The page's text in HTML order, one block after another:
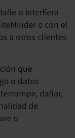
o interfiera
o con el
a otros clientes
que
o datos
dañar,
de
o